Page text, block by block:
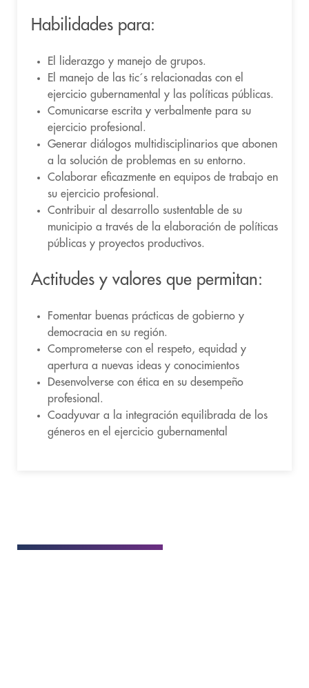
Habilidades para:
El liderazgo y manejo de grupos.
El manejo de las tic´s relacionadas con el
ejercicio gubernamental y las políticas públicas.
Comunicarse escrita y verbalmente para su
ejercicio profesional.
Generar diálogos multidisciplinarios que abonen
a la solución de problemas en su entorno.
Colaborar eficazmente en equipos de trabajo en
su ejercicio profesional.
Contribuir al desarrollo sustentable de su
municipio a través de la elaboración de políticas
públicas y proyectos productivos.
Actitudes y valores que permitan:
Fomentar buenas prácticas de gobierno y
democracia en su región.
Comprometerse con el respeto, equidad y
apertura a nuevas ideas y conocimientos
Desenvolverse con ética en su desempeño
profesional.
Coadyuvar a la integración equilibrada de los
géneros en el ejercicio gubernamental